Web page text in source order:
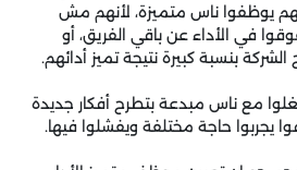
يوظفوا ناس متميزة، لأنهم مش
في الأداء عن باقي الفريق، أو
بنسبة كبيرة نتيجة تميز أدائهم.
مع ناس مبدعة بتطرح أفكار جديدة
يجربوا حاجة مختلفة ويفشلوا فيها.